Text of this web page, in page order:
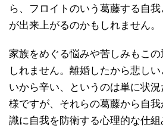
ら、フロイトのいう葛藤する自
が出来上がるのかもしれません。
家族をめぐる悩みや苦しみもこ
しれません。離婚したから悲し
いから辛い、というのは単に状
様ですが、それらの葛藤から自
識に自我を防衛する心理的な仕